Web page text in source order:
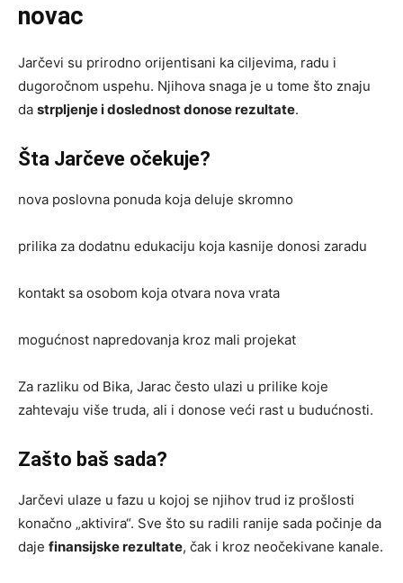
novac
Jarčevi su prirodno orijentisani ka ciljevima, radu i
dugoročnom uspehu. Njihova snaga je u tome što znaju
da strpljenje i doslednost donose rezultate.
Šta Jarčeve očekuje?
nova poslovna ponuda koja deluje skromno
prilika za dodatnu edukaciju koja kasnije donosi zaradu
kontakt sa osobom koja otvara nova vrata
mogućnost napredovanja kroz mali projekat
Za razliku od Bika, Jarac često ulazi u prilike koje
zahtevaju više truda, ali i donose veći rast u budućnosti.
Zašto baš sada?
Jarčevi ulaze u fazu u kojoj se njihov trud iz prošlosti
konačno „aktivira“. Sve što su radili ranije sada počinje da
daje finansijske rezultate, čak i kroz neočekivane kanale.